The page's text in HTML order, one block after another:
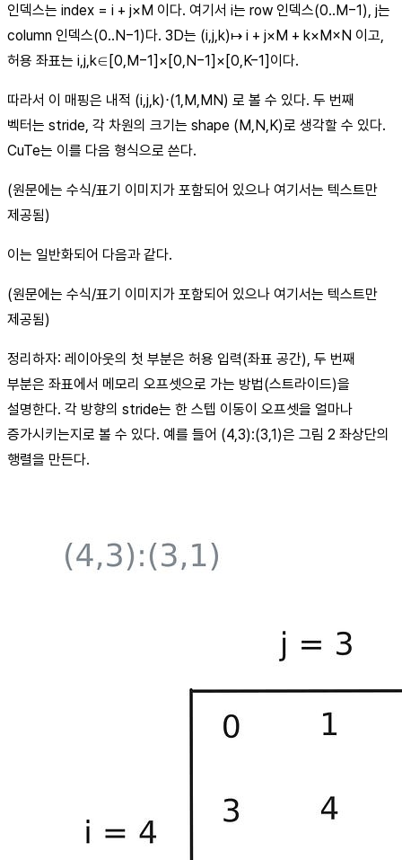
인덱스는 index = i + j×M 이다. 여기서 i는 row 인덱스(0..M−1), j는
column 인덱스(0..N−1)다. 3D는 (i,j,k)↦ i + j×M + k×M×N 이고,
허용 좌표는 i,j,k∈[0,M−1]×[0,N−1]×[0,K−1]이다.
따라서 이 매핑은 내적 (i,j,k)⋅(1,M,MN) 로 볼 수 있다. 두 번째
벡터는 stride, 각 차원의 크기는 shape (M,N,K)로 생각할 수 있다.
CuTe는 이를 다음 형식으로 쓴다.
(원문에는 수식/표기 이미지가 포함되어 있으나 여기서는 텍스트만
제공됨)
이는 일반화되어 다음과 같다.
(원문에는 수식/표기 이미지가 포함되어 있으나 여기서는 텍스트만
제공됨)
정리하자: 레이아웃의 첫 부분은 허용 입력(좌표 공간), 두 번째
부분은 좌표에서 메모리 오프셋으로 가는 방법(스트라이드)을
설명한다. 각 방향의 stride는 한 스텝 이동이 오프셋을 얼마나
증가시키는지로 볼 수 있다. 예를 들어 (4,3):(3,1)은 그림 2 좌상단의
행렬을 만든다.